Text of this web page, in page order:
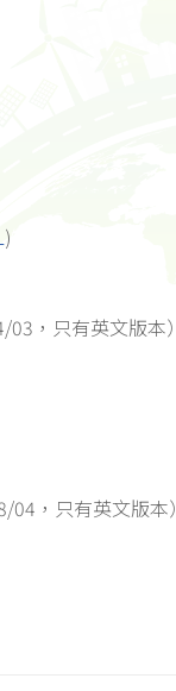
)
，只有英文版本）
，只有英文版本）